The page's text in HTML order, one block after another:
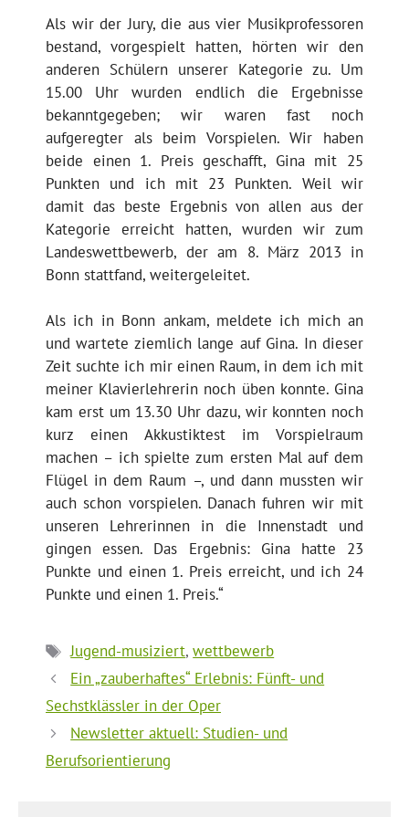
Als wir der Jury, die aus vier Musikprofessoren
bestand, vorgespielt hatten, hörten wir den
anderen Schülern unserer Kategorie zu. Um
15.00 Uhr wurden endlich die Ergebnisse
bekanntgegeben; wir waren fast noch
aufgeregter als beim Vorspielen. Wir haben
beide einen 1. Preis geschafft, Gina mit 25
Punkten und ich mit 23 Punkten. Weil wir
damit das beste Ergebnis von allen aus der
Kategorie erreicht hatten, wurden wir zum
Landeswettbewerb, der am 8. März 2013 in
Bonn stattfand, weitergeleitet.
Als ich in Bonn ankam, meldete ich mich an
und wartete ziemlich lange auf Gina. In dieser
Zeit suchte ich mir einen Raum, in dem ich mit
meiner Klavierlehrerin noch üben konnte. Gina
kam erst um 13.30 Uhr dazu, wir konnten noch
kurz einen Akkustiktest im Vorspielraum
machen – ich spielte zum ersten Mal auf dem
Flügel in dem Raum –, und dann mussten wir
auch schon vorspielen. Danach fuhren wir mit
unseren Lehrerinnen in die Innenstadt und
gingen essen. Das Ergebnis: Gina hatte 23
Punkte und einen 1. Preis erreicht, und ich 24
Punkte und einen 1. Preis.“
Schlagwörter
Jugend-musiziert,wettbewerb
Ein „zauberhaftes“ Erlebnis: Fünft- und
Sechstklässler in der Oper
Newsletter aktuell: Studien- und
Berufsorientierung